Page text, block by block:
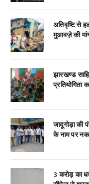
अतिवृष्टि से
मुआवज़े की
झारखण्ड
प्रतियोगिता
जादूगोड़ा की
के नाम पर
3 करोड़ का